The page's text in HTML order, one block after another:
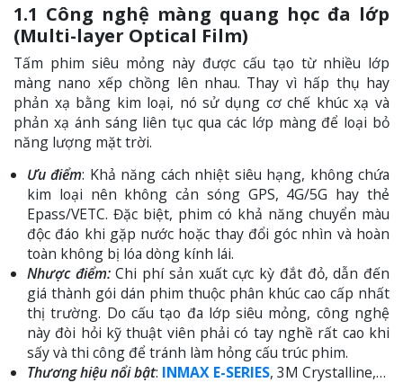
1.1 Công nghệ màng quang học đa lớp
(Multi-layer Optical Film)
Tấm phim siêu mỏng này được cấu tạo từ nhiều lớp
màng nano xếp chồng lên nhau. Thay vì hấp thụ hay
phản xạ bằng kim loại, nó sử dụng cơ chế khúc xạ và
phản xạ ánh sáng liên tục qua các lớp màng để loại bỏ
năng lượng mặt trời.
Ưu điểm: Khả năng cách nhiệt siêu hạng, không chứa
kim loại nên không cản sóng GPS, 4G/5G hay thẻ
Epass/VETC. Đặc biệt, phim có khả năng chuyển màu
độc đáo khi gặp nước hoặc thay đổi góc nhìn và hoàn
toàn không bị lóa dòng kính lái.
Nhược điểm:Chi phí sản xuất cực kỳ đắt đỏ, dẫn đến
giá thành gói dán phim thuộc phân khúc cao cấp nhất
thị trường. Do cấu tạo đa lớp siêu mỏng, công nghệ
này đòi hỏi kỹ thuật viên phải có tay nghề rất cao khi
sấy và thi công để tránh làm hỏng cấu trúc phim.
Thương hiệu nổi bật: INMAX E-SERIES, 3M Crystalline,…